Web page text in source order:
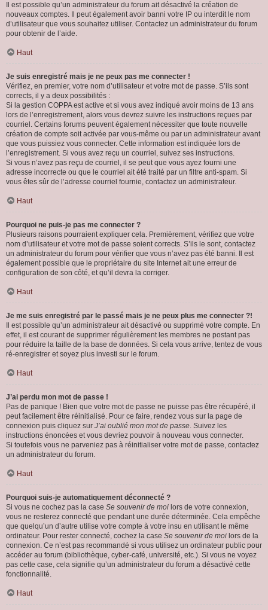
Il est possible qu’un administrateur du forum ait désactivé la création de
nouveaux comptes. Il peut également avoir banni votre IP ou interdit le nom
d’utilisateur que vous souhaitez utiliser. Contactez un administrateur du forum
pour obtenir de l’aide.
Haut
Je suis enregistré mais je ne peux pas me connecter !
Vérifiez, en premier, votre nom d’utilisateur et votre mot de passe. S’ils sont
corrects, il y a deux possibilités :
Si la gestion COPPA est active et si vous avez indiqué avoir moins de 13 ans
lors de l’enregistrement, alors vous devrez suivre les instructions reçues par
courriel. Certains forums peuvent également nécessiter que toute nouvelle
création de compte soit activée par vous-même ou par un administrateur avant
que vous puissiez vous connecter. Cette information est indiquée lors de
l’enregistrement. Si vous avez reçu un courriel, suivez ses instructions.
Si vous n’avez pas reçu de courriel, il se peut que vous ayez fourni une
adresse incorrecte ou que le courriel ait été traité par un filtre anti-spam. Si
vous êtes sûr de l’adresse courriel fournie, contactez un administrateur.
Haut
Pourquoi ne puis-je pas me connecter ?
Plusieurs raisons pourraient expliquer cela. Premièrement, vérifiez que votre
nom d’utilisateur et votre mot de passe soient corrects. S’ils le sont, contactez
un administrateur du forum pour vérifier que vous n’avez pas été banni. Il est
également possible que le propriétaire du site Internet ait une erreur de
configuration de son côté, et qu’il devra la corriger.
Haut
Je me suis enregistré par le passé mais je ne peux plus me connecter ?!
Il est possible qu’un administrateur ait désactivé ou supprimé votre compte. En
effet, il est courant de supprimer régulièrement les membres ne postant pas
pour réduire la taille de la base de données. Si cela vous arrive, tentez de vous
ré-enregistrer et soyez plus investi sur le forum.
Haut
J’ai perdu mon mot de passe !
Pas de panique ! Bien que votre mot de passe ne puisse pas être récupéré, il
peut facilement être réinitialisé. Pour ce faire, rendez vous sur la page de
connexion puis cliquez sur J’ai oublié mon mot de passe. Suivez les
instructions énoncées et vous devriez pouvoir à nouveau vous connecter.
Si toutefois vous ne parveniez pas à réinitialiser votre mot de passe, contactez
un administrateur du forum.
Haut
Pourquoi suis-je automatiquement déconnecté ?
Si vous ne cochez pas la case Se souvenir de moi lors de votre connexion,
vous ne resterez connecté que pendant une durée déterminée. Cela empêche
que quelqu’un d’autre utilise votre compte à votre insu en utilisant le même
ordinateur. Pour rester connecté, cochez la case Se souvenir de moi lors de la
connexion. Ce n’est pas recommandé si vous utilisez un ordinateur public pour
accéder au forum (bibliothèque, cyber-café, université, etc.). Si vous ne voyez
pas cette case, cela signifie qu’un administrateur du forum a désactivé cette
fonctionnalité.
Haut